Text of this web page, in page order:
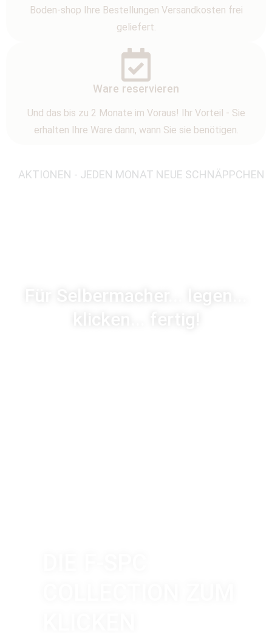
Boden-shop Ihre Bestellungen Versandkosten frei
geliefert.
Ware reservieren
Und das bis zu 2 Monate im Voraus! Ihr Vorteil - Sie
erhalten Ihre Ware dann, wann Sie sie benötigen.
AKTIONEN - JEDEN MONAT NEUE SCHNÄPPCHEN
Für Selbermacher... legen...
klicken... fertig!